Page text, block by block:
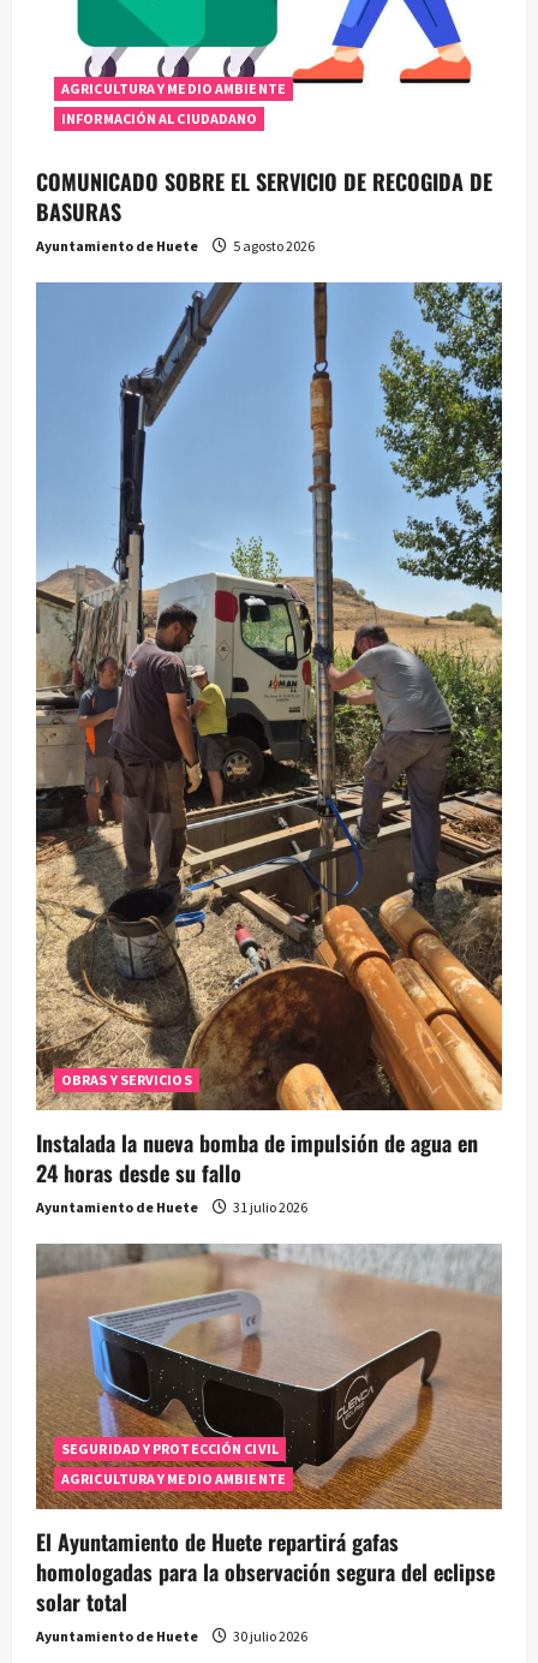
AGRICULTURA Y MEDIO AMBIENTE
INFORMACIÓN AL CIUDADANO
COMUNICADO SOBRE EL SERVICIO DE RECOGIDA DE
BASURAS
Ayuntamiento de Huete 5 agosto 2026
OBRAS Y SERVICIOS
Instalada la nueva bomba de impulsión de agua en
24 horas desde su fallo
Ayuntamiento de Huete 31 julio 2026
SEGURIDAD Y PROTECCIÓN CIVIL
AGRICULTURA Y MEDIO AMBIENTE
El Ayuntamiento de Huete repartirá gafas
homologadas para la observación segura del eclipse
solar total
Ayuntamiento de Huete 30 julio 2026